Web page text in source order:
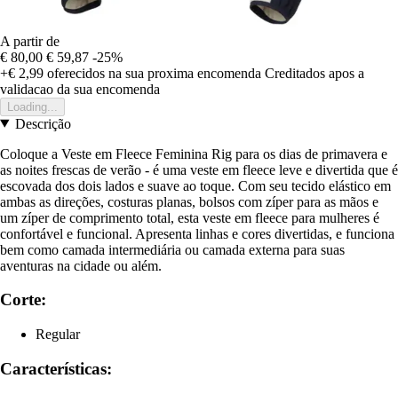
A partir de
€ 80,00 € 59,87 -25%
+€ 2,99 oferecidos na sua proxima encomenda Creditados apos a
validacao da sua encomenda
Loading...
Descrição
Coloque a Veste em Fleece Feminina Rig para os dias de primavera e
as noites frescas de verão - é uma veste em fleece leve e divertida que é
escovada dos dois lados e suave ao toque. Com seu tecido elástico em
ambas as direções, costuras planas, bolsos com zíper para as mãos e
um zíper de comprimento total, esta veste em fleece para mulheres é
confortável e funcional. Apresenta linhas e cores divertidas, e funciona
bem como camada intermediária ou camada externa para suas
aventuras na cidade ou além.
Corte:
Regular
Características: